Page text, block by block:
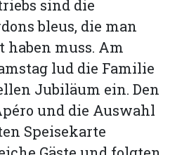
sind die
bleus, die man
muss. Am
lud die Familie
Jubiläum ein. Den
und die Auswahl
Speisekarte